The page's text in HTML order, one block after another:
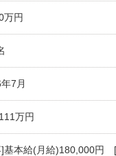
万円
7月
万円
]基本給(月給)180,000円